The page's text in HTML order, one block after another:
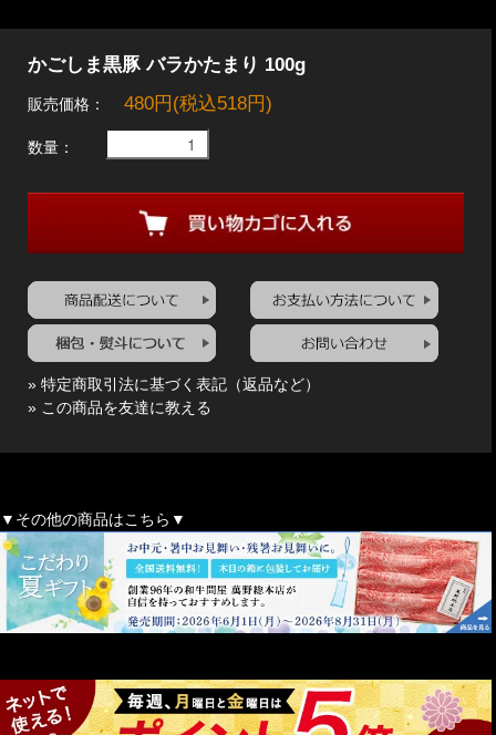
かごしま黒豚 バラかたまり 100g
販売価格： 480円(税込518円)
数量：
» 特定商取引法に基づく表記（返品など）
» この商品を友達に教える
▼その他の商品はこちら▼